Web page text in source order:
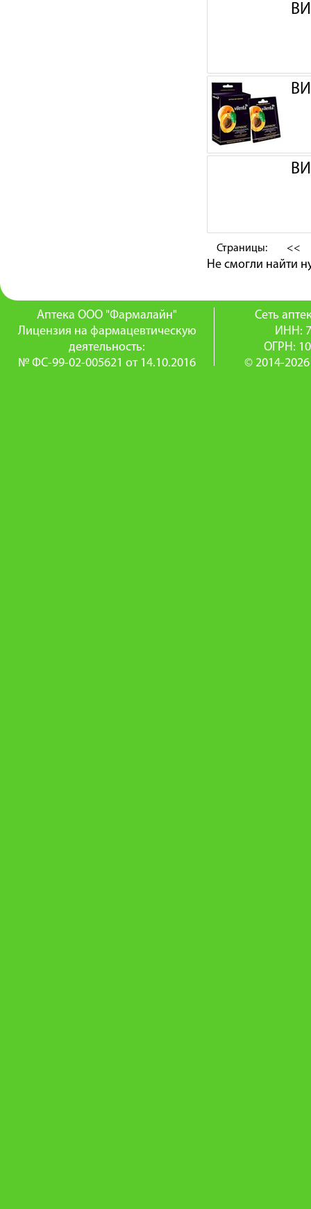
Страницы: <<
Не смогли найти
Аптека ООО "Фармалайн"
Лицензия на фармацевтическую
деятельность:
№ ФС-99-02-005621 от 14.10.2016
Сеть
ИНН:
ОГРН:
© 2014-